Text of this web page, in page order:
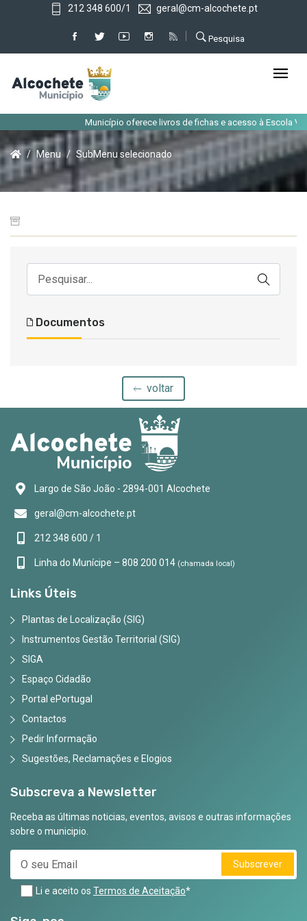
212 348 600/1 geral@cm-alcochete.pt
Pesquisa
Município oferece livros de fichas e acesso à Escola
Menu SubMenu selecionado
Documentos
voltar
Largo de São João - 2894-001 Alcochete
geral@cm-alcochete.pt
212 348 600 / 1
Linha do Munícipe – 808 200 014 (chamada local)
Links Úteis
Plantas de Localização (SIG)
Instrumentos Gestão Territorial (SIG)
SIGA
Espaço Cidadão
Portal ePortugal
Contactos
Pedir Informação
Sugestões, Reclamações e Elogios
Subscreva a Newsletter
Receba as últimas noticias, eventos, avisos e outras informações
sobre o municipio.
Subscrever
Li e aceito os Termos de Aceitação*